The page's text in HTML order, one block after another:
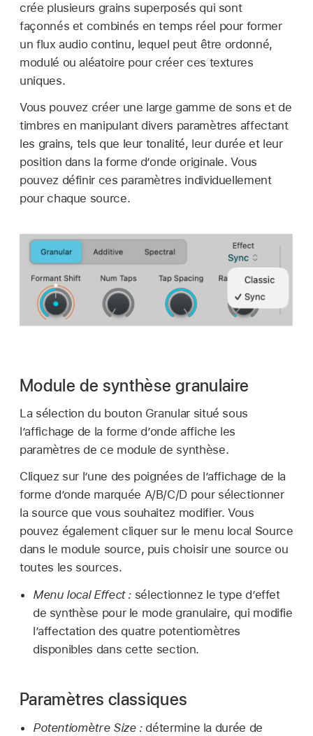
crée plusieurs grains superposés qui sont
façonnés et combinés en temps réel pour former
un flux audio continu, lequel peut être ordonné,
modulé ou aléatoire pour créer ces textures
uniques.
Vous pouvez créer une large gamme de sons et de
timbres en manipulant divers paramètres affectant
les grains, tels que leur tonalité, leur durée et leur
position dans la forme d’onde originale. Vous
pouvez définir ces paramètres individuellement
pour chaque source.
Module de synthèse granulaire
La sélection du bouton Granular situé sous
l’affichage de la forme d’onde affiche les
paramètres de ce module de synthèse.
Cliquez sur l’une des poignées de l’affichage de la
forme d’onde marquée A/B/C/D pour sélectionner
la source que vous souhaitez modifier. Vous
pouvez également cliquer sur le menu local Source
dans le module source, puis choisir une source ou
toutes les sources.
Menu local Effect : sélectionnez le type d’effet
de synthèse pour le mode granulaire, qui modifie
l’affectation des quatre potentiomètres
disponibles dans cette section.
Paramètres classiques
Potentiomètre Size :détermine la durée de